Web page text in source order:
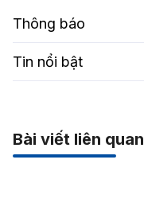
Thông báo
Tin nổi bật
Bài viết liên quan